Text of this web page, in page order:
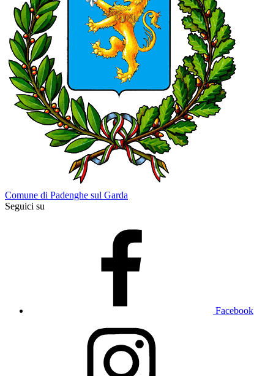
Comune di Padenghe sul Garda
Seguici su
Facebook